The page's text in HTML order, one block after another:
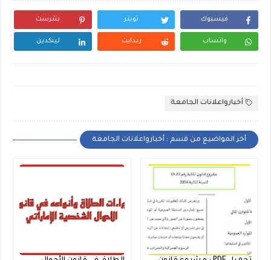
فيسبوك تويتر بنترست
واتساب ريدايت لينكدين
أخبارواعلانات الجامعة
أخر المواضيع من قسم : أخبارواعلانات الجامعة